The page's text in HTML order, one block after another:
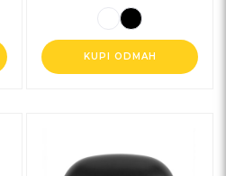
KUPI ODMAH
proizvod